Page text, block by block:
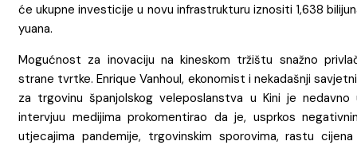
će ukupne investicije u novu infrastrukturu iznositi 1,638
yuana.
Mogućnost za inovaciju na kineskom tržištu snažno
strane tvrtke. Enrique Vanhoul, ekonomist i nekadašnji
za trgovinu španjolskog veleposlanstva u Kini je nedavno
intervjuu medijima prokomentirao da je, usprkos
utjecajima pandemije, trgovinskim sporovima, rastu